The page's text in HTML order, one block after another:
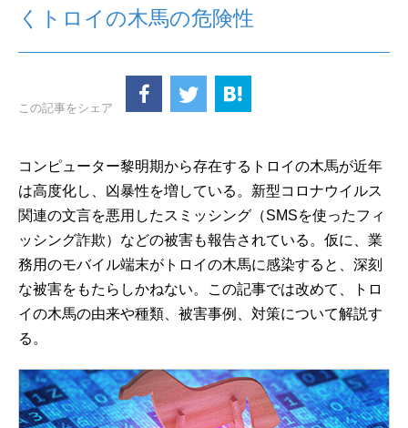
くトロイの木馬の危険性
この記事をシェア
コンピューター黎明期から存在するトロイの木馬が近年
は高度化し、凶暴性を増している。新型コロナウイルス
関連の文言を悪用したスミッシング（SMSを使ったフィ
ッシング詐欺）などの被害も報告されている。仮に、業
務用のモバイル端末がトロイの木馬に感染すると、深刻
な被害をもたらしかねない。この記事では改めて、トロ
イの木馬の由来や種類、被害事例、対策について解説す
る。